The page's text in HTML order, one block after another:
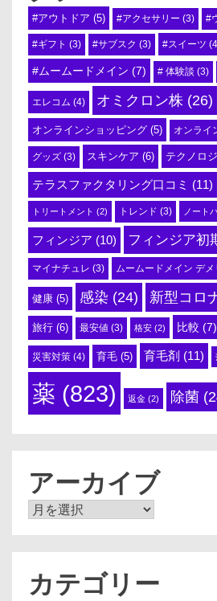
#アウトドア (5) #アクセサリー (3) #
#ギフト (3) #サブスク (3) #スイーツ
#ムームードメイン (7) # 体験談 (3)
エレコム (4) オミクロン株 (26)
オンラインショッピング (5) オンライ
グッズ (3) スキンケア (6) テクノロ
テラスファクタリング口コミ (11)
トリートメント (2) トレンド (3) ノート
フィンジア (10) フィンジア初
マイナチュレ (3) ムームードメイン デメ
健康 (5) 感染 (24) 新型コロ
旅行 (6) 最安値 (3) 格安 (2) 比較 (7)
災害対策 (4) 育毛 (5) 育毛剤 (11)
薬 (823) 返金 (2) 除菌
アーカイブ
ア
カテゴリー